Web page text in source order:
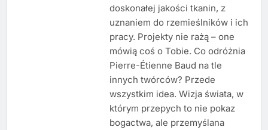
doskonałej jakości tkanin, z
uznaniem do rzemieślników i ich
pracy. Projekty nie rażą – one
mówią coś o Tobie. Co odróżnia
Pierre-Étienne Baud na tle
innych twórców? Przede
wszystkim idea. Wizja świata, w
którym przepych to nie pokaz
bogactwa, ale przemyślana